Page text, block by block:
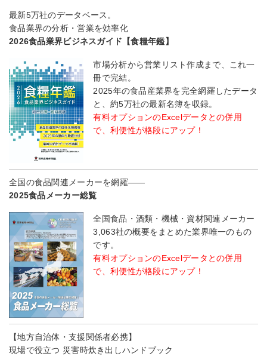
最新5万社のデータベース。
食品業界の分析・営業を効率化
2026食品業界ビジネスガイド【食糧年鑑】
市場分析から営業リスト作成まで、これ一
冊で完結。
2025年の食品産業界を完全網羅したデータ
と、約5万社の最新名簿を収録。
有料オプションのExcelデータとの併用
で、利便性が格段にアップ！
全国の食品関連メーカーを網羅――
2025食品メーカー総覧
全国食品・酒類・機械・資材関連メーカー
3,063社の概要をまとめた業界唯一のもの
です。
有料オプションのExcelデータとの併用
で、利便性が格段にアップ！
【地方自治体・支援関係者必携】
現場で役立つ 災害時炊き出しハンドブック